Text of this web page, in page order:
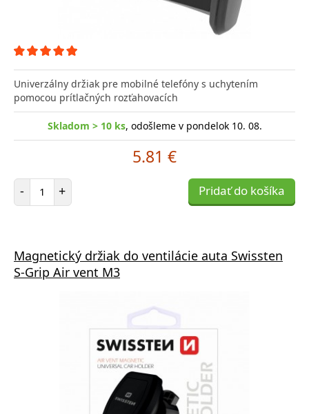
Univerzálny držiak pre mobilné telefóny s uchytením
pomocou prítlačných rozťahovacích
Skladom > 10 ks, odošleme v pondelok 10. 08.
5.81 €
- Počet položiek
+ Pridať do košíka
Magnetický držiak do ventilácie auta Swissten
S-Grip Air vent M3